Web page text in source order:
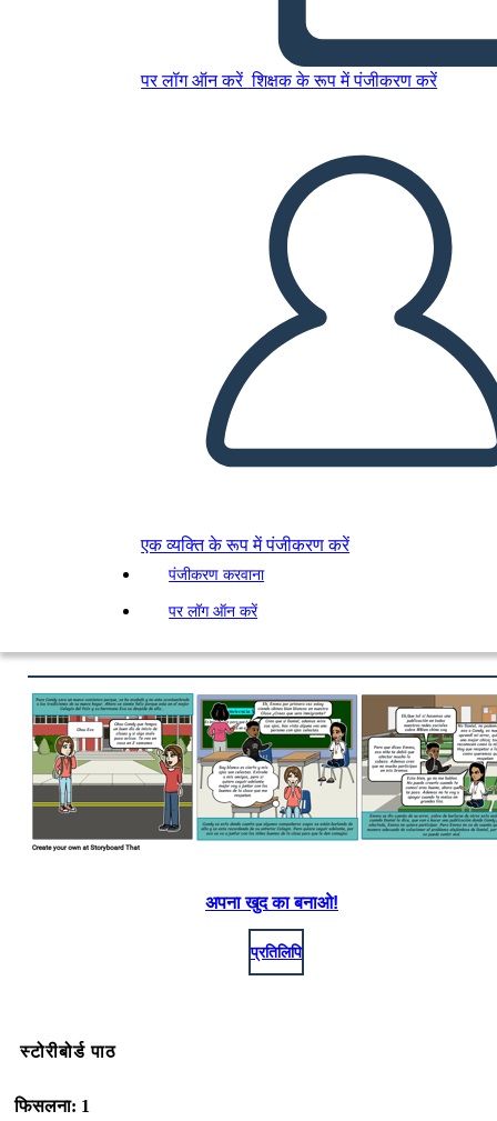
पर लॉग ऑन करें शिक्षक के रूप में पंजीकरण करें
एक व्यक्ति के रूप में पंजीकरण करें
पंजीकरण करवाना
पर लॉग ऑन करें
इस स्टोरीबोर्ड को कॉपी करें
स्टोरीबोर्ड बनाएं
मुझे पढ़कर सुनाओ
अपना खुद का बनाओ!
प्रतिलिपि
स्टोरीबोर्ड पाठ
फिसलना: 1